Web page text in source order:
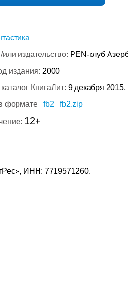
издательство: PEN-клуб
издания: 2000
КнигаЛит: 9 декабря 2015,
формате
fb2 fb2.zip
12+
ИНН: 7719571260.